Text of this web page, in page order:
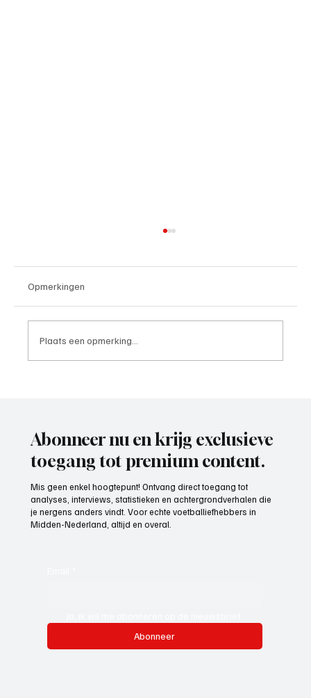
Opmerkingen
Plaats een opmerking...
Abonneer nu en krijg exclusieve
toegang tot premium content.
Mis geen enkel hoogtepunt! Ontvang direct toegang tot
analyses, interviews, statistieken en achtergrondverhalen die
je nergens anders vindt. Voor echte voetballiefhebbers in
Midden-Nederland, altijd en overal.
Abonneer